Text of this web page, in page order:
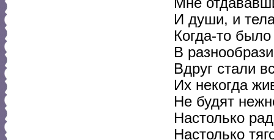
И души, и
Когда-то
В
Вдруг стали
Их некогда
Не будят
Настолько
Настолько